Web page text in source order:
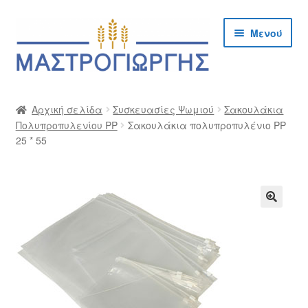
μετάβαση
στην
σε
περιεχόμενο
Μενού
Cargo Kalymnos – Cargo Κάλυμνος
Δημιουργία Λογαριασμού Χονδρικής
Επικοινωνία
Η Εταιρία
Αρχική σελίδα Συσκευασίες Ψωμιού
Σακουλάκια
Πολυπροπυλενίου PP
Σακουλάκια πολυπροπυλένιο PP
25 * 55